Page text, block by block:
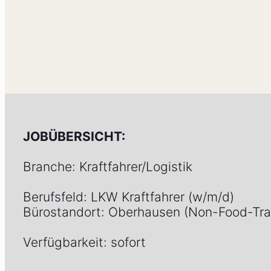
JOBÜBERSICHT:
Branche: Kraftfahrer/Logistik
Berufsfeld: LKW Kraftfahrer (w/m/d)
Bürostandort: Oberhausen (Non-Food-
Verfügbarkeit: sofort